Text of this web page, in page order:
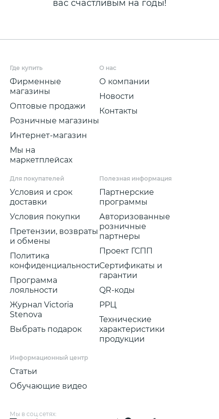
вас счастливым на годы!
Где купить
Фирменные
магазины
Оптовые продажи
Розничные магазины
Интернет-магазин
Мы на
маркетплейсах
О нас
О компании
Новости
Контакты
Для покупателей
Условия и срок
доставки
Условия покупки
Претензии, возвраты
и обмены
Политика
конфиденциальности
Программа
лояльности
Журнал Victoria
Stenova
Выбрать подарок
Полезная информация
Партнерские
программы
Авторизованные
розничные
партнеры
Проект ГСПП
Сертификаты и
гарантии
QR-коды
РРЦ
Технические
характеристики
продукции
Информационный центр
Статьи
Обучающие видео
Мы в соц.сетях: